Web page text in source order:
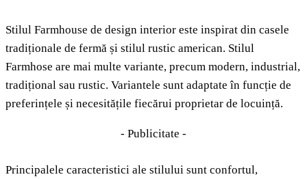
Stilul Farmhouse de design interior este inspirat din casele
tradiționale de fermă și stilul rustic american. Stilul
Farmhose are mai multe variante, precum modern, industrial,
tradițional sau rustic. Variantele sunt adaptate în funcție de
preferințele și necesitățile fiecărui proprietar de locuință.
- Publicitate -
Principalele caracteristici ale stilului sunt confortul,